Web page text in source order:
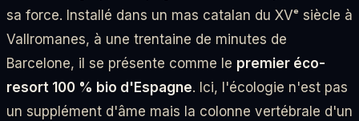
sa force. Installé dans un mas catalan du XVᵉ siècle à
Vallromanes, à une trentaine de minutes de
Barcelone, il se présente comme le premier éco-
resort 100 % bio d'Espagne. Ici, l'écologie n'est pas
un supplément d'âme mais la colonne vertébrale d'un